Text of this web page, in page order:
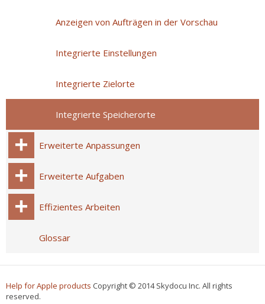
Anzeigen von Aufträgen in der Vorschau
Integrierte Einstellungen
Integrierte Zielorte
Integrierte Speicherorte
Erweiterte Anpassungen
Erweiterte Aufgaben
Effizientes Arbeiten
Glossar
Help for Apple products Copyright © 2014 Skydocu Inc. All rights
reserved.